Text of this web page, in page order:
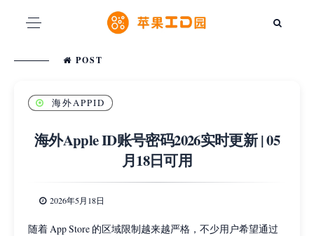
POST
海外APPID
海外Apple ID账号密码2026实时更新 | 05
月18日可用
2026年5月18日
随着 App Store 的区域限制越来越严格，不少用户希望通过